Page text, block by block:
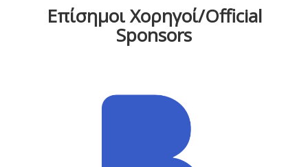
Επίσημοι Χορηγοί/Official
Sponsors